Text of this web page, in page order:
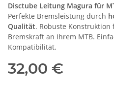
Disctube Leitung Magura für
Perfekte Bremsleistung durch
Qualität. Robuste Konstruktion
Bremskraft an Ihrem MTB.
Kompatibilität.
32,00 €